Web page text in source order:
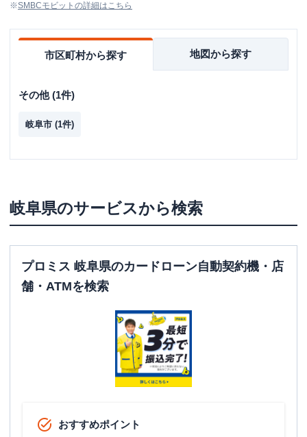
※SMBCモビット の詳細はこちら
市区町村から探す 地図から探す
その他(1件)
岐阜市 (1件)
岐阜県のサービスから検索
プロミス 岐阜県のカードローン自動契約機・店
舗・ATMを検索
おすすめポイント